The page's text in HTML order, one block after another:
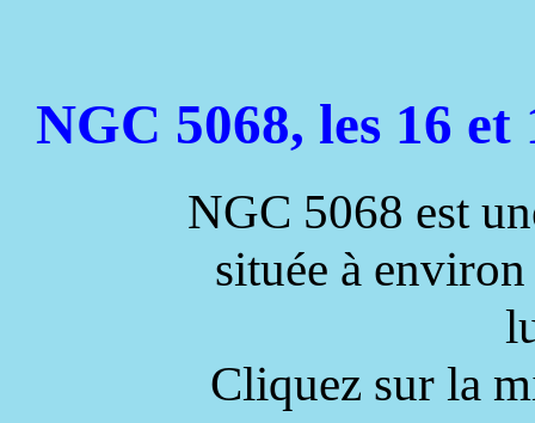
NGC 5068, les 16
NGC 5068 est
située à
Cliquez sur la